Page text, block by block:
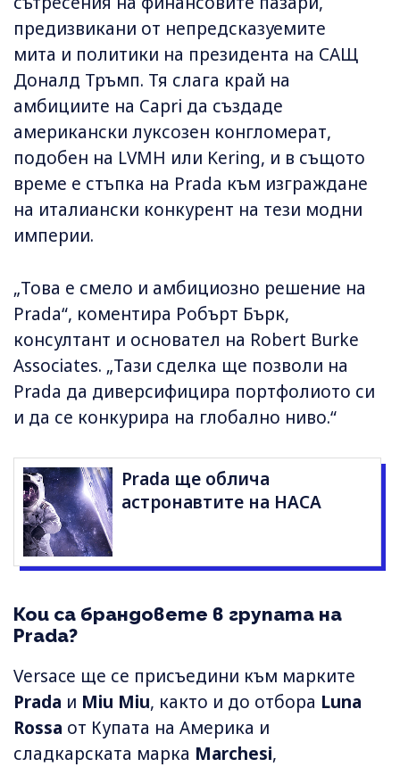
предизвикани от непредсказуемите
мита и политики на президента на САЩ
Доналд Тръмп. Тя слага край на
амбициите на Capri да създаде
американски луксозен конгломерат,
подобен на LVMH или Kering, и в същото
време е стъпка на Prada към изграждане
на италиански конкурент на тези модни
империи.
„Това е смело и амбициозно решение на
Prada“, коментира Робърт Бърк,
консултант и основател на Robert Burke
Associates. „Тази сделка ще позволи на
Prada да диверсифицира портфолиото си
и да се конкурира на глобално ниво.“
Prada ще облича
астронавтите на НАСА
Кои са брандовете в групата на
Prada?
Versace ще се присъедини към марките
Prada и Miu Miu, както и до отбора Luna
Rossa от Купата на Америка и
сладкарската марка Marchesi,